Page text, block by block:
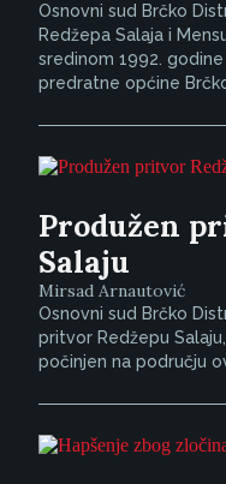
Osnovni sud Brčko
Redžepa Salaja i
sredinom 1992.
predratne općine
Produžen
Salaju
Mirsad Arnautović
Osnovni sud Brčko
pritvor Redžepu
počinjen na području